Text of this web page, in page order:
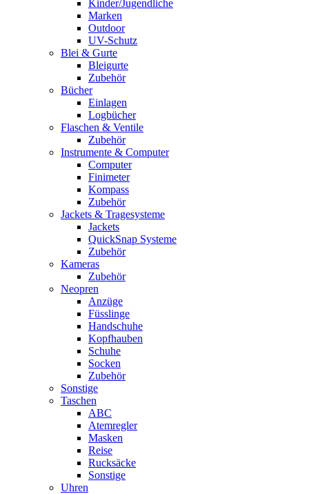
Kinder/Jugendliche
Marken
Outdoor
UV-Schutz
Blei & Gurte
Bleigurte
Zubehör
Bücher
Einlagen
Logbücher
Flaschen & Ventile
Zubehör
Instrumente & Computer
Computer
Finimeter
Kompass
Zubehör
Jackets & Tragesysteme
Jackets
QuickSnap Systeme
Zubehör
Kameras
Zubehör
Neopren
Anzüge
Füsslinge
Handschuhe
Kopfhauben
Schuhe
Socken
Zubehör
Sonstige
Taschen
ABC
Atemregler
Masken
Reise
Rucksäcke
Sonstige
Uhren